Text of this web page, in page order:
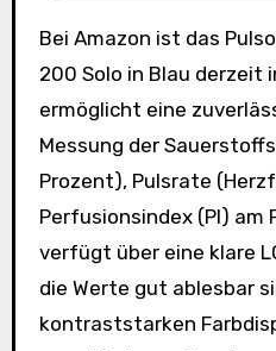
Bei Amazon ist das Pulsoximeter PULOX PO-
200 Solo in Blau derzeit
ermöglicht eine
Messung der
Prozent), Pulsrate
Perfusionsindex (PI) am
verfügt über eine klare
die Werte gut ablesbar
kontraststarken